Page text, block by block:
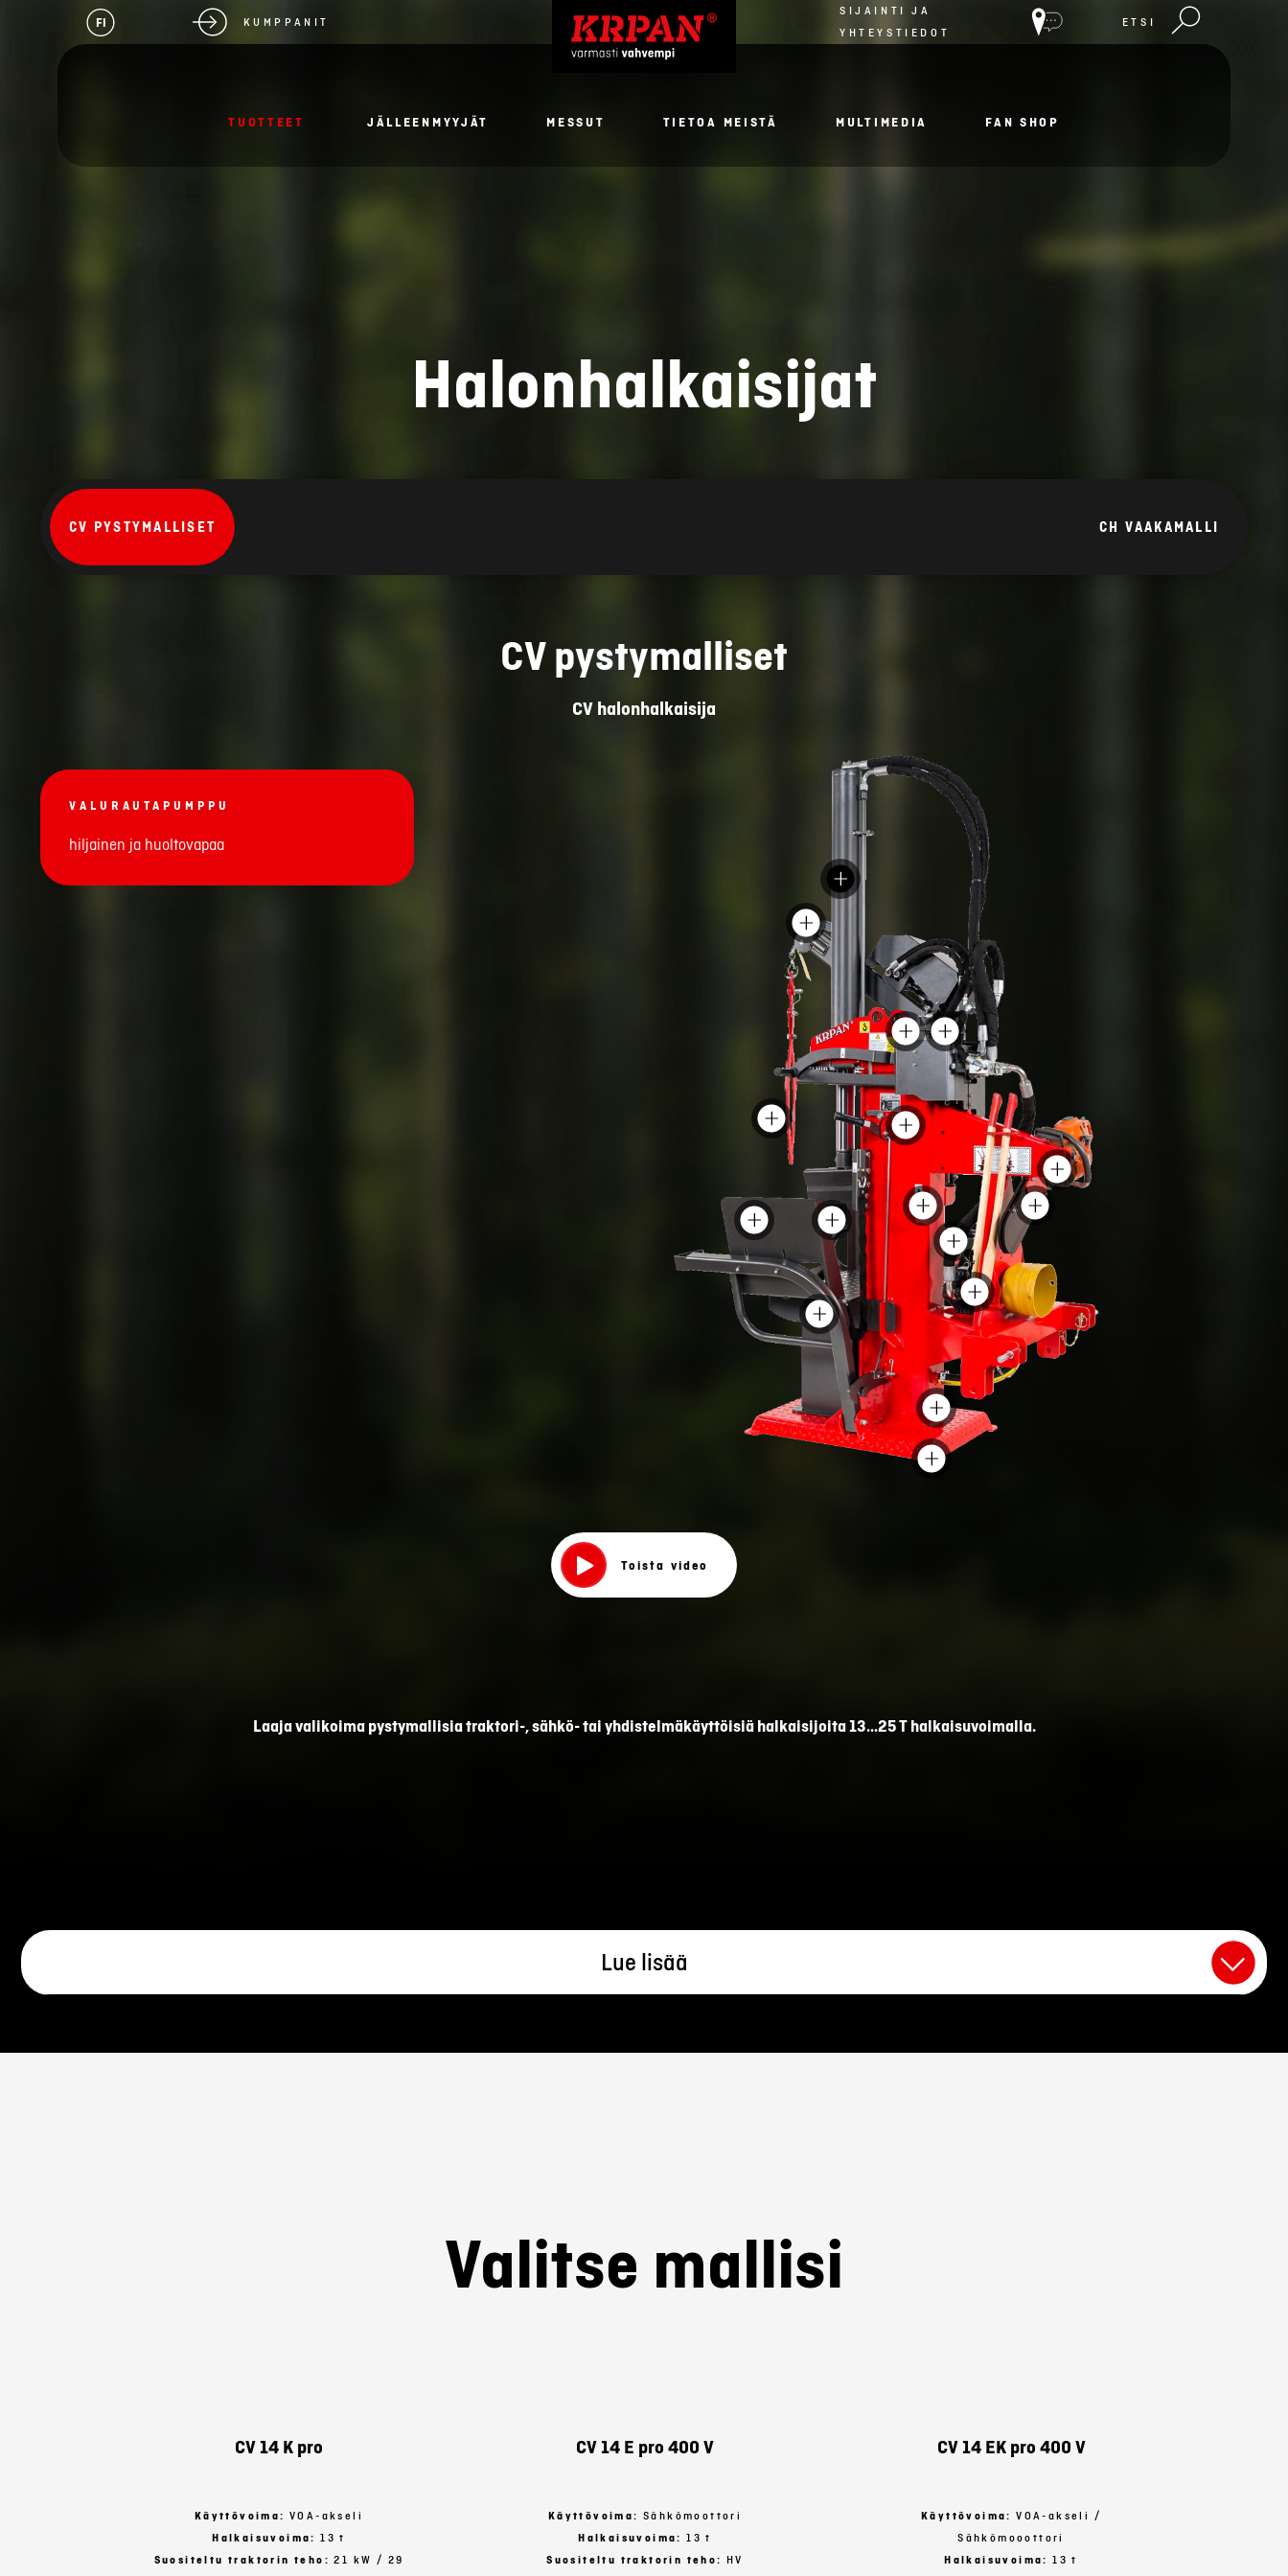
FI KUMPPANIT
SIJAINTI JA
YHTEYSTIEDOT
ETSI
TUOTTEET JÄLLEENMYYJÄT MESSUT TIETOA MEISTÄ MULTIMEDIA FAN SHOP
Halonhalkaisijat
CV PYSTYMALLISET CH VAAKAMALLI
CV pystymalliset
CV halonhalkaisija
VALURAUTAPUMPPU
hiljainen ja huoltovapaa
Toista video
Laaja valikoima pystymallisia traktori-, sähkö- tai yhdistelmäkäyttöisiä halkaisijoita 13…25 T halkaisuvoimalla.
Lue lisää
Kaikki letkut vuorattu suojakuorella.
Valitse mallisi
CV 14 K pro
Käyttövoima:VOA-akseli
Halkaisuvoima:13 t
Suositeltu traktorin teho:21 kW / 29
CV 14 E pro 400 V
Käyttövoima: Sähkömoottori
Halkaisuvoima:13 t
Suositeltu traktorin teho: HV
CV 14 EK pro 400 V
Käyttövoima:VOA-akseli /
Sähkömooottori
Halkaisuvoima:13 t